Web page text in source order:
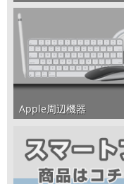
Apple周辺機器